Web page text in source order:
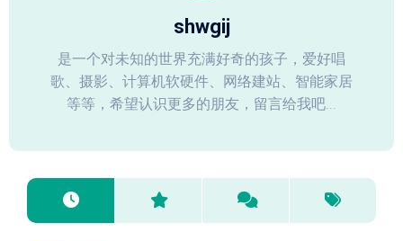
shwgij
是一个对未知的世界充满好奇的孩子，爱好唱
歌、摄影、计算机软硬件、网络建站、智能家居
等等，希望认识更多的朋友，留言给我吧...